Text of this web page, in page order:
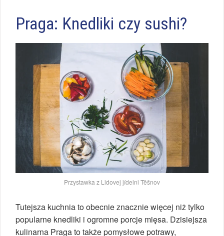
Praga: Knedliki czy sushi?
Przystawka z Lidovej jídelni Těšnov
Tutejsza kuchnia to obecnie znacznie więcej niż tylko
popularne knedliki i ogromne porcje mięsa. Dzisiejsza
kulinarna Praga to także pomysłowe potrawy,